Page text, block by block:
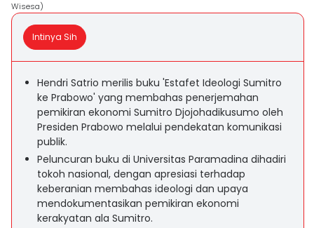
Wisesa)
Intinya Sih
Hendri Satrio merilis buku 'Estafet Ideologi Sumitro
ke Prabowo' yang membahas penerjemahan
pemikiran ekonomi Sumitro Djojohadikusumo oleh
Presiden Prabowo melalui pendekatan komunikasi
publik.
Peluncuran buku di Universitas Paramadina dihadiri
tokoh nasional, dengan apresiasi terhadap
keberanian membahas ideologi dan upaya
mendokumentasikan pemikiran ekonomi
kerakyatan ala Sumitro.